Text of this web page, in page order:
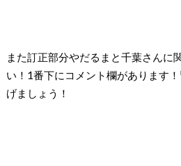
また訂正部分やだるまと千葉さんに
い！1番下にコメント欄があります
げましょう！